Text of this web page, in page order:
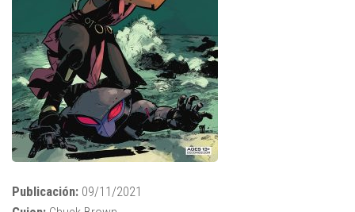
Publicación: 09/11/2021